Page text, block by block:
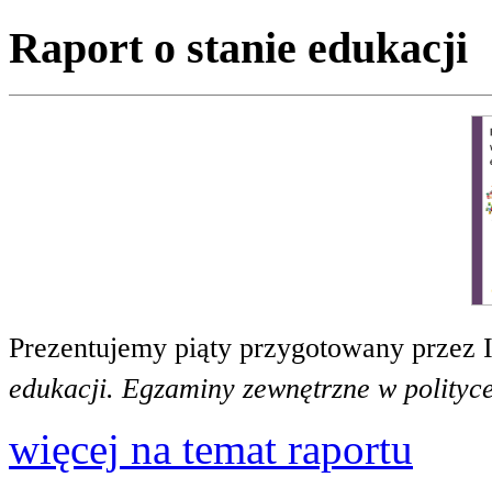
Raport o stanie edukacji
Prezentujemy piąty przygotowany
edukacji. Egzaminy zewnętrzne w
więcej na temat raportu